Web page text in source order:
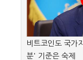
비트코인도 국가
분' 기준은 숙제